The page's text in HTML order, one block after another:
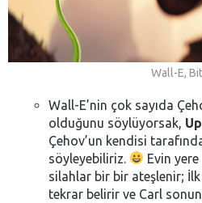
Wall-E,
Wall-E’nin çok sayıda
olduğunu söylüyorsak, Up
Çehov’un kendisi
söyleyebiliriz.
Evin
silahlar bir bir ateşlenir;
tekrar belirir ve Carl